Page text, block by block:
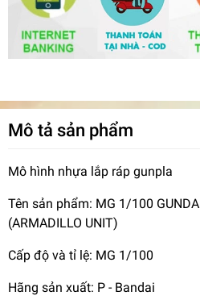
Mô tả sản phẩm
Mô hình nhựa lắp ráp gunpla
Tên sản phẩm: MG 1/100
(ARMADILLO UNIT)
Cấp độ và tỉ lệ: MG 1/100
Hãng sản xuất: P - Bandai